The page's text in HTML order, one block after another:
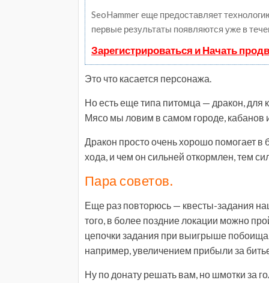
SeoHammer еще предоставляет
первые результаты появляются уже в
Зарегистрироваться и Начать
Это что касается персонажа.
Но есть еще типа питомца — дракон, для
Мясо мы ловим в самом городе, кабанов
Дракон просто очень хорошо помогает в
хода, и чем он сильней откормлен, тем
Пара советов.
Еще раз повторюсь — квесты-задания
того, в более поздние локации можно
цепочки задания при выигрыше
например, увеличением прибыли за
Ну по донату решать вам, но шмотки за